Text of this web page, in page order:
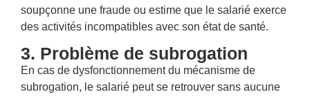
soupçonne une fraude ou estime que le salarié exerce
des activités incompatibles avec son état de santé.
3. Problème de subrogation
En cas de dysfonctionnement du mécanisme de
subrogation, le salarié peut se retrouver sans aucune